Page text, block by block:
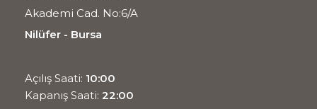
Akademi Cad. No:6/A
Nilüfer - Bursa
Açılış Saati: 10:00
Kapanış Saati: 22:00